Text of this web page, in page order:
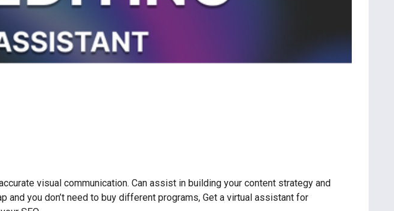
visual communication. Can assist in building your content strategy and
you don’t need to buy different programs, Get a virtual assistant for